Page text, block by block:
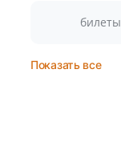
билеты
Показать все